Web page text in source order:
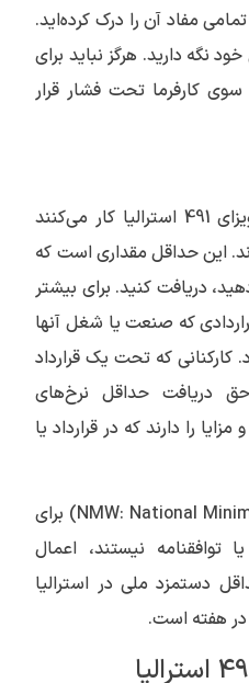
مفاد آن را درک کرده‌اید.
نگه دارید. هرگز نباید برای
سوی کارفرما تحت فشار قرار
همه کارکنانی که تحت پوشش ویزای 491 استرالیا کار می‌کنند
این حداقل مقداری است که
دریافت کنید. برای بیشتر
که صنعت یا شغل آنها
که تحت یک قرارداد
حق دریافت حداقل نرخ‌های
را دارند که در قرارداد یا
حداقل دستمزد ملی (NMW: National Minimum Wage) برای
توافقنامه نیستند، اعمال
اول ژوئیه ۲۰۲۵، حداقل دستمزد ملی در استرالیا